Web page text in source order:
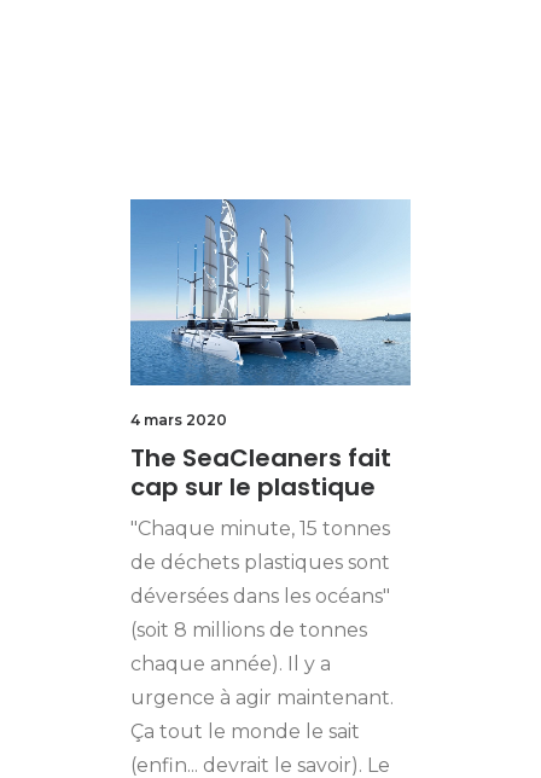
4 mars 2020
The SeaCleaners fait
cap sur le plastique
"Chaque minute, 15 tonnes
de déchets plastiques sont
déversées dans les océans"
(soit 8 millions de tonnes
chaque année). Il y a
urgence à agir maintenant.
Ça tout le monde le sait
(enfin... devrait le savoir). Le